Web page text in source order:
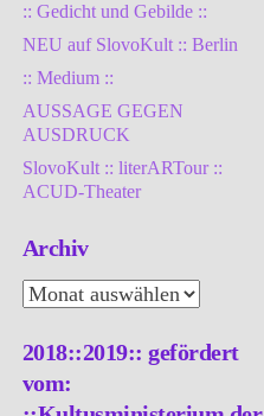
:: Gedicht und Gebilde ::
NEU auf SlovoKult :: Berlin
:: Medium ::
AUSSAGE GEGEN
AUSDRUCK
SlovoKult :: literARTour ::
ACUD-Theater
Archiv
Archiv
2018::2019:: gefördert
vom: